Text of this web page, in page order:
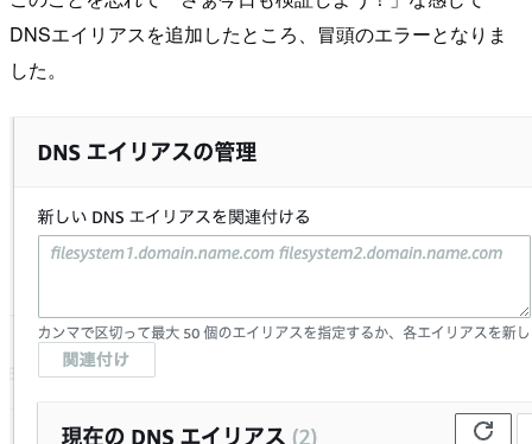
DNSエイリアスを追加したところ、冒頭のエラーとなりま
した。